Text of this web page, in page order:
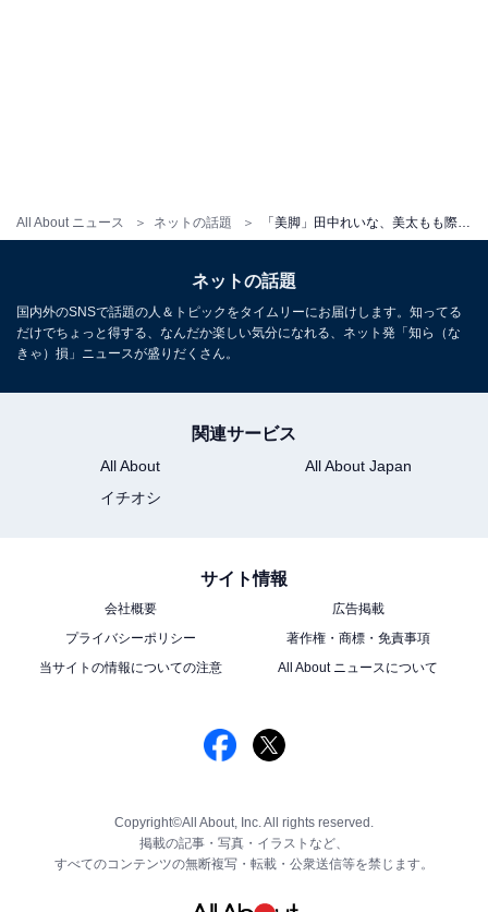
All About ニュース ネットの話題
ネットの話題
国内外のSNSで話題の人＆トピックをタイムリーにお届けします。知ってる
だけでちょっと得する、なんだか楽しい気分になれる、ネット発「知ら（な
きゃ）損」ニュースが盛りだくさん。
関連サービス
All About
All About Japan
イチオシ
サイト情報
会社概要
広告掲載
プライバシーポリシー
著作権・商標・免責事項
当サイトの情報についての注意
All About ニュースについて
Copyright©All About, Inc. All rights reserved.
掲載の記事・写真・イラストなど、
すべてのコンテンツの無断複写・転載・公衆送信等を禁じます。